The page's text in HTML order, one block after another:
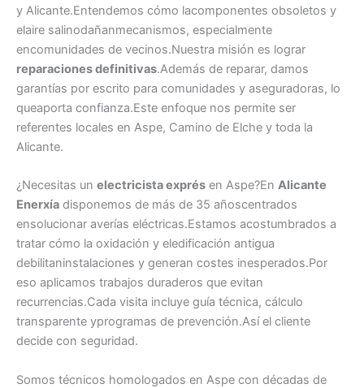
y Alicante.Entendemos cómo lacomponentes obsoletos y
elaire salinodañanmecanismos, especialmente
encomunidades de vecinos.Nuestra misión es lograr
reparaciones definitivas.Además de reparar, damos
garantías por escrito para comunidades y aseguradoras, lo
queaporta confianza.Este enfoque nos permite ser
referentes locales en Aspe, Camino de Elche y toda la
Alicante.
¿Necesitas un electricista exprés en Aspe?En Alicante
Enerxía disponemos de más de 35 añoscentrados
ensolucionar averías eléctricas.Estamos acostumbrados a
tratar cómo la oxidación y eledificación antigua
debilitaninstalaciones y generan costes inesperados.Por
eso aplicamos trabajos duraderos que evitan
recurrencias.Cada visita incluye guía técnica, cálculo
transparente yprogramas de prevención.Así el cliente
decide con seguridad.
Somos técnicos homologados en Aspe con décadas de